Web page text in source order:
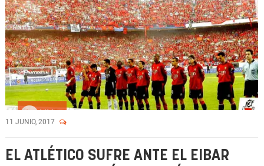
11 JUNIO, 2017
EL ATLÉTICO SUFRE ANTE EL EIBAR